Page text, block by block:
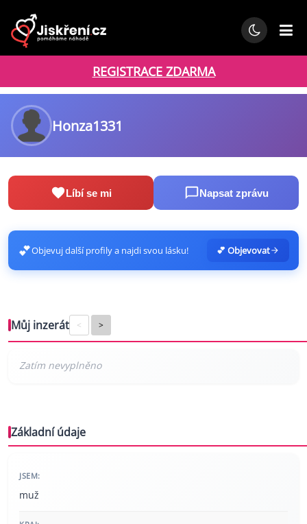
REGISTRACE ZDARMA
Honza1331
Líbí se mi Napsat zprávu
💕Objevuj další profily a najdi svou lásku! 💕 Objevovat
Můj inzerát < >
Základní údaje
JSEM:
muž